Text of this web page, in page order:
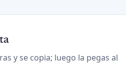
y se copia; luego la pegas al